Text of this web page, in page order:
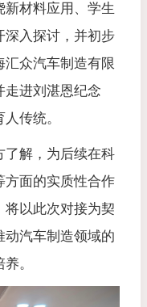
材料应用、学生
深入探讨，并初步
众汽车制造有限
走进刘湛恩纪念
传统。
了解，为后续在科
方面的实质性合作
将以此次对接为契
动汽车制造领域的
。